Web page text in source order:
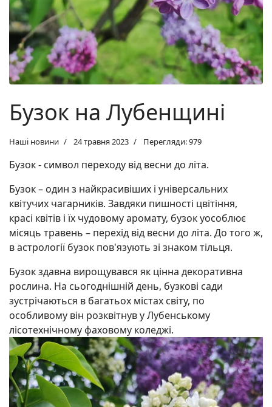
Бузок на Лубенщині
Наші новини 24 травня 2023 Перегляди: 979
Бузок - символ переходу від весни до літа.
Бузок – один з найкрасивіших і універсальних
квітучих чагарників. Завдяки пишності цвітіння,
красі квітів і їх чудовому аромату, бузок уособлює
місяць травень – перехід від весни до літа. До того ж,
в астрології бузок пов'язують зі знаком тільця.
Бузок здавна вирощувався як цінна декоративна
рослина. На сьогоднішній день, бузкові сади
зустрічаються в багатьох містах світу, по
особливому він розквітнув у Лубенському
лісотехнічному фаховому коледжі.